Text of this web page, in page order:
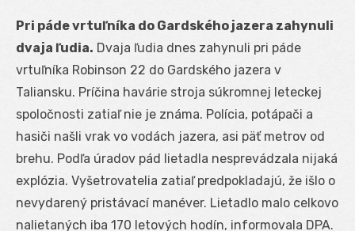
Pri páde vrtuľníka do Gardského jazera zahynuli
dvaja ľudia. Dvaja ľudia dnes zahynuli pri páde
vrtuľníka Robinson 22 do Gardského jazera v
Taliansku. Príčina havárie stroja súkromnej leteckej
spoločnosti zatiaľ nie je známa. Polícia, potápači a
hasiči našli vrak vo vodách jazera, asi päť metrov od
brehu. Podľa úradov pád lietadla nesprevádzala nijaká
explózia. Vyšetrovatelia zatiaľ predpokladajú, že išlo o
nevydarený pristávací manéver. Lietadlo malo celkovo
nalietaných iba 170 letových hodín, informovala DPA.